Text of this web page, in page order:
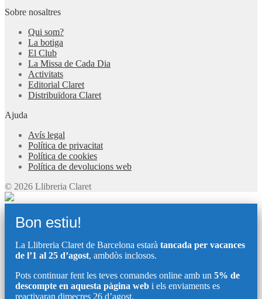
Sobre nosaltres
Qui som?
La botiga
El Club
La Missa de Cada Dia
Activitats
Editorial Claret
Distribuïdora Claret
Ajuda
Avís legal
Política de privacitat
Política de cookies
Política de devolucions web
© 2026 Llibreria Claret
Bon estiu!
La Llibreria Claret de Barcelona estarà tancada per vacances
de l’1 al 25 d’agost, ambdòs inclosos.
Pots continuar fent les teves comandes online amb un 5% de
descompte en aquesta pàgina web i els enviaments es
reactivaran dimecres 26 d’agost.